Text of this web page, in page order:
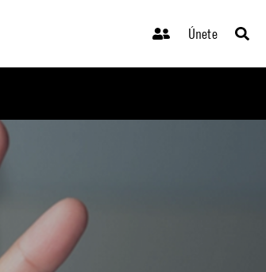
Únete